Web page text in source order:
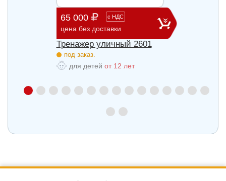
65 000 с НДС
цена без доставки
Тренажер уличный 2601
под заказ.
для детей от 12 лет